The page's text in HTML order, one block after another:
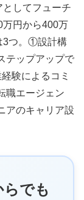
してフューチ
万円から400万
3つ。①設計構
テップアップで
験によるコミ
職エージェン
アのキャリア設
らでも